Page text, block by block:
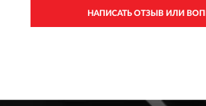
НАПИСАТЬ ОТЗЫВ ИЛИ